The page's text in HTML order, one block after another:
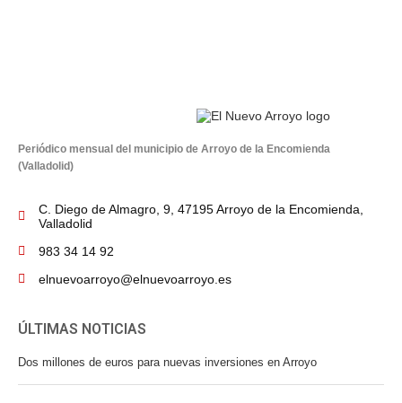
Periódico mensual del municipio de Arroyo de la Encomienda
(Valladolid)
C. Diego de Almagro, 9, 47195 Arroyo de la Encomienda,
Valladolid
983 34 14 92
elnuevoarroyo@elnuevoarroyo.es
ÚLTIMAS NOTICIAS
Dos millones de euros para nuevas inversiones en Arroyo